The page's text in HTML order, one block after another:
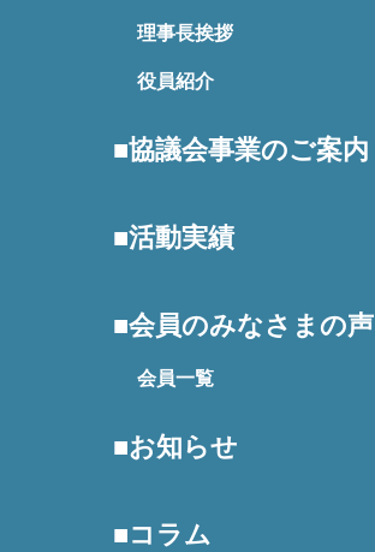
理事長挨拶
役員紹介
協議会事業のご案内
活動実績
会員のみなさまの声
会員一覧
お知らせ
コラム